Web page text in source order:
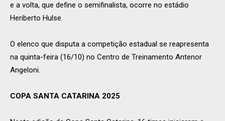
e a volta, que define o semifinalista, ocorre no estádio
Heriberto Hulse.
O elenco que disputa a competição estadual se reapresenta
na quinta-feira (16/10) no Centro de Treinamento Antenor
Angeloni.
COPA SANTA CATARINA 2025